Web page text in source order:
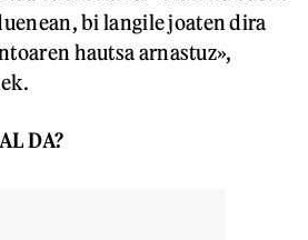
bi langile joaten dira
hautsa arnastuz»,
DA?